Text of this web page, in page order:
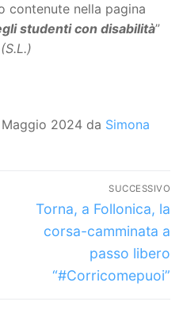
contenute nella pagina
studenti con disabilità”
(S.L.)
2024 da Simona
SUCCESSIVO
Articolo
successivo:
Torna, a Follonica, la
corsa-camminata a
passo libero
“#Corricomepuoi”